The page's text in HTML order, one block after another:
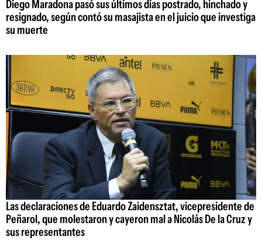
Diego Maradona pasó sus últimos días postrado, hinchado y
resignado, según contó su masajista en el juicio que investiga
su muerte
Las declaraciones de Eduardo Zaidensztat, vicepresidente de
Peñarol, que molestaron y cayeron mal a Nicolás De la Cruz y
sus representantes